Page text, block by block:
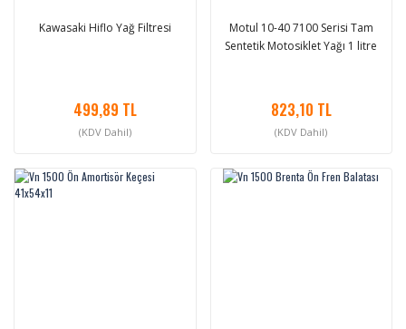
Kawasaki Hiflo Yağ Filtresi
499,89 TL
(KDV Dahil)
Motul 10-40 7100 Serisi Tam
Sentetik Motosiklet Yağı 1 litre
823,10 TL
(KDV Dahil)